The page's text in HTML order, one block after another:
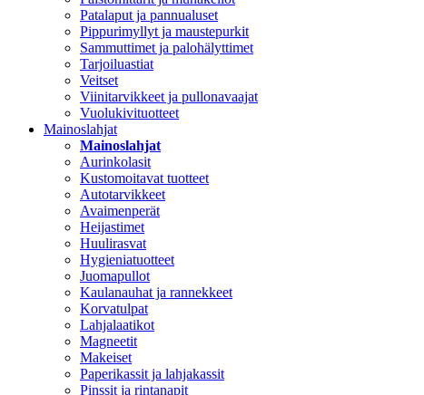
Patalaput ja pannualuset
Pippurimyllyt ja maustepurkit
Sammuttimet ja palohälyttimet
Tarjoiluastiat
Veitset
Viinitarvikkeet ja pullonavaajat
Vuolukivituotteet
Mainoslahjat
Mainoslahjat
Aurinkolasit
Kustomoitavat tuotteet
Autotarvikkeet
Avaimenperät
Heijastimet
Huulirasvat
Hygieniatuotteet
Juomapullot
Kaulanauhat ja rannekkeet
Korvatulpat
Lahjalaatikot
Magneetit
Makeiset
Paperikassit ja lahjakassit
Pinssit ja rintanapit